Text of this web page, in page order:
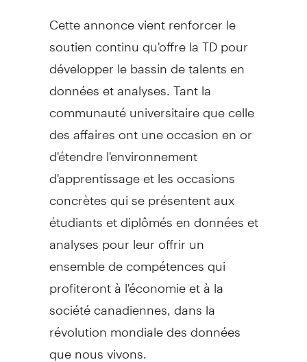
Cette annonce vient renforcer le
soutien continu qu'offre la TD pour
développer le bassin de talents en
données et analyses. Tant la
communauté universitaire que celle
des affaires ont une occasion en or
d'étendre l'environnement
d'apprentissage et les occasions
concrètes qui se présentent aux
étudiants et diplômés en données et
analyses pour leur offrir un
ensemble de compétences qui
profiteront à l'économie et à la
société canadiennes, dans la
révolution mondiale des données
que nous vivons.